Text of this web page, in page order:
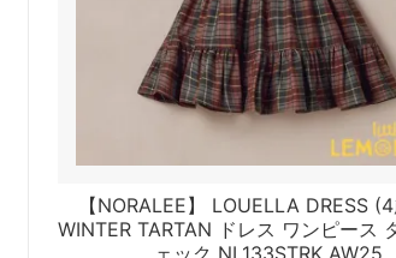
【NORALEE】 LOUELLA DRESS
WINTER TARTAN ドレス ワンピース